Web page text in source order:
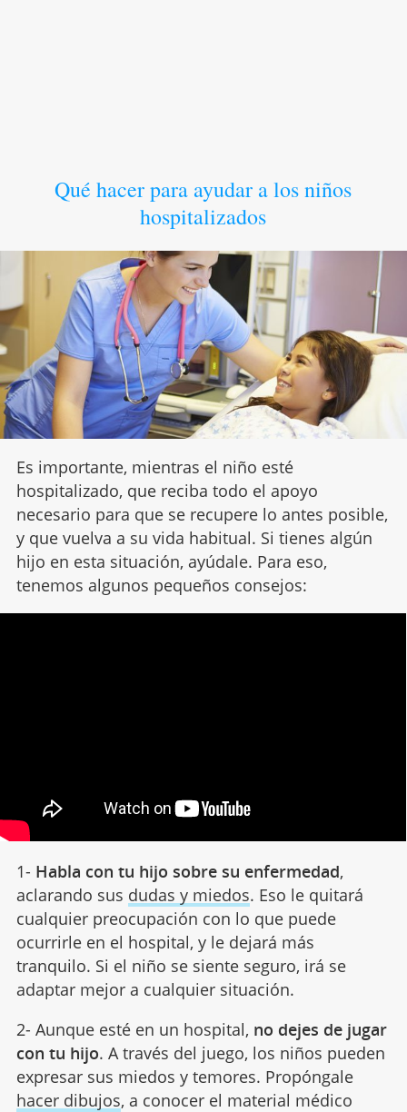
Qué hacer para ayudar a los niños
hospitalizados
Es importante, mientras el niño esté
hospitalizado, que reciba todo el apoyo
necesario para que se recupere lo antes posible,
y que vuelva a su vida habitual. Si tienes algún
hijo en esta situación, ayúdale. Para eso,
tenemos algunos pequeños consejos:
1- Habla con tu hijo sobre su enfermedad,
aclarando sus dudas y miedos. Eso le quitará
cualquier preocupación con lo que puede
ocurrirle en el hospital, y le dejará más
tranquilo. Si el niño se siente seguro, irá se
adaptar mejor a cualquier situación.
2- Aunque esté en un hospital, no dejes de jugar
con tu hijo. A través del juego, los niños pueden
expresar sus miedos y temores. Propóngale
hacer dibujos, a conocer el material médico